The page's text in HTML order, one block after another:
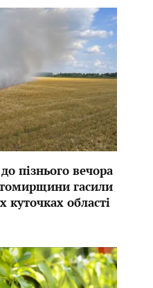
пізнього вечора
гасили
куточках області